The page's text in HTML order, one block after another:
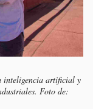
inteligencia artificial y
Foto de: